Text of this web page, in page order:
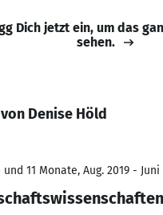
Dich jetzt ein, um das
sehen.
Denise Höld
und 11 Monate, Aug. 2019 - Juni